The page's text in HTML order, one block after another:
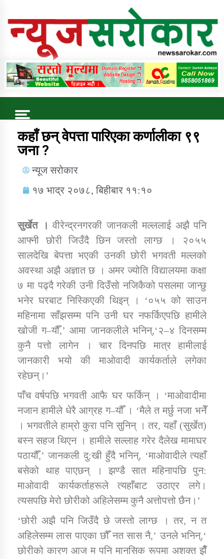
Online News Portal
Trending Now
कुषि बिकास कार्यालय जुम्ला सुचना सन्देश
डिभिजन कार्यालय जुम्लाको सुचना सन्देश
कर्णाली प्रविधि शिक्षालय जुम्लाको सुचना
सामाजिक बिकास कार्यालय जुम्लाकाे सुचना
कार्यक्रम कार्यान्वयन एकाई जुम्लाको सुचना
कहाँ छन् वेपत्ता पारिएका कर्णालीका ९९
जना ?
न्यूज सरोकार
१७ भाद्र २०७८, बिहीबार ११:१०
सुर्खेत । वीरेन्द्रनगरकी जानकली मल्ललाई अझै पनि
आफ्नी छोरी जिउँदै छिन जस्तो लाग्छ । २०५५
सालदेखि बेपत्ता भएकी उनकी छोरी भगवती मल्लको
अवस्था अझै अज्ञात छ । अमर ज्योति विद्यालयमा कक्षा
७ मा पढ्दै गरेकी उनी दिउँसो नजिकैको पसलमा जान्छु
भनेर घरबाट निस्किएकी थिइन् । ‘०५५ को साउन
महिनामा साँझसम्म पनि उनी घर नफर्किएपछि हामीले
खोजी ग–यौँ,’ आमा जानकलीले भनिन्,‘२–४ दिनसम्म
कुनै पत्तो लागेन । चार दिनपछि मात्र हामीलाई
जानकारी भयो की माओवादी कार्यकर्ताले लगेका
रहेछन्।’
पाँच वर्षपछि भगवती आफै घर फर्किन् । ‘माओवादीमा
नजान हामीले धेरै आग्रह ग–यौँ । ‘मैले त मर्छु नजा भनेँ
। भगवतीले हाम्रो कुरा पनि सुनिन् । तर, यहाँ (सुर्खेत)
बस्न सहज थिएन । हामीले सल्लाह गरेर दैलेख मामाघर
पठायौँ,’ जानकली दु:खी हुँदै भनिन्, ‘माओवादीले त्यहाँ
बसेको थाह पाएछन् । झण्डै सात महिनापछि पुन:
माओवादी कार्यकर्ताहरूले त्यहाँबाट उठाएर लगे।
त्यसपछि मेरो छोरीको अहिलेसम्म कुनै अत्तोपत्तो छैन।’
‘छोरी अझै पनि जिउँदै छे जस्तो लाग्छ । तर, न त
अहिलेसम्म लास पाएका छौँ नत सास नै,’ उनले भनिन्,‘
छोरीको कारण आज म पनि मानसिक रूपमा अशक्त झैँ